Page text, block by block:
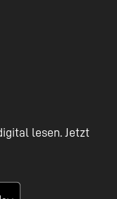
lesen. Jetzt